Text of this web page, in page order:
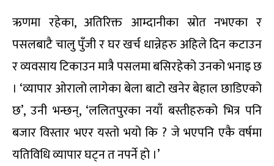
ऋणमा रहेका, अतिरिक्त आम्दानीका स्रोत नभएका र
पसलबाटै चालु पुँजी र घर खर्च धान्नेहरु अहिले दिन कटाउन
र व्यवसाय टिकाउन मात्रै पसलमा बसिरहेको उनको भनाइ छ
। ‘व्यापार ओरालो लागेका बेला बाटो खनेर बेहाल छाडिएको
छ’, उनी भन्छन्, ‘ललितपुरका नयाँ बस्तीहरुको भित्र पनि
बजार विस्तार भएर यस्तो भयो कि ? जे भएपनि एकै वर्षमा
यतिविधि व्यापार घट्न त नपर्ने हो ।’